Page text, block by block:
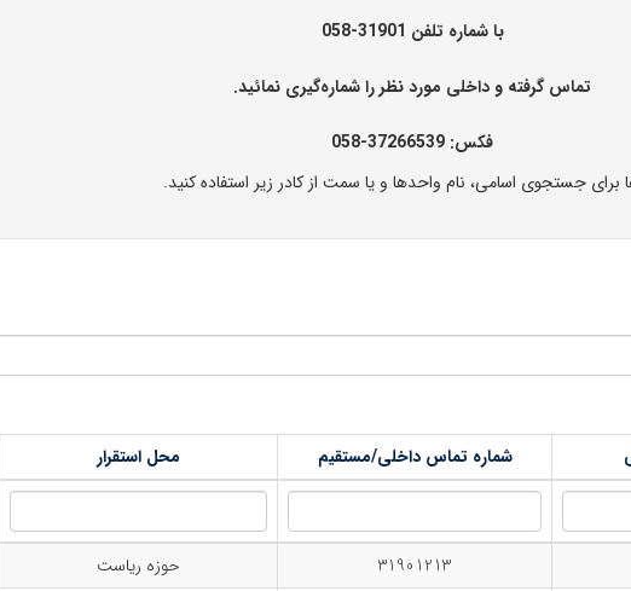
با شماره تلفن‌ 31901-058
تماس گرفته و داخلی مورد نظر را شماره‌گیری نمائید.
فکس: 37266539-058
برای جستجوی اسامی، نام واحدها و یا سمت از کادر زیر استفاده کنید.
شماره تماس داخلی/مستقیم محل استقرار
31901213 حوزه ریاست